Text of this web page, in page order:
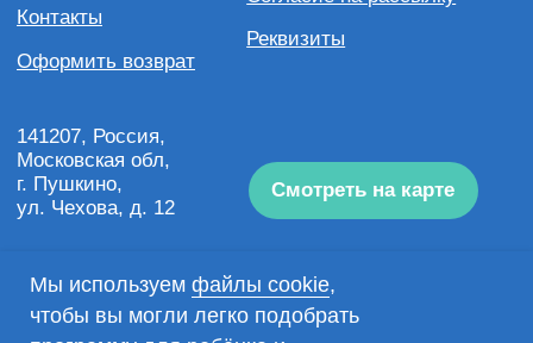
Мы используем файлы cookie,
чтобы вы могли легко подобрать